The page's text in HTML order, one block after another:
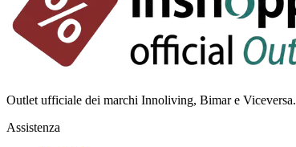
Outlet ufficiale dei marchi Innoliving, Bimar e Viceversa.
Assistenza